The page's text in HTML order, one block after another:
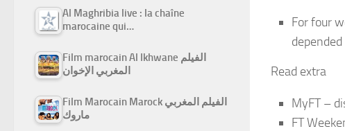
For four
Read extra
MyFT –
FT
Al Maghribia live : la chaîne
marocaine qui…
Film marocain Al Ikhwane الفيلم
المغربي الإخوان
Film Marocain Marock الفيلم المغربي
ماروك